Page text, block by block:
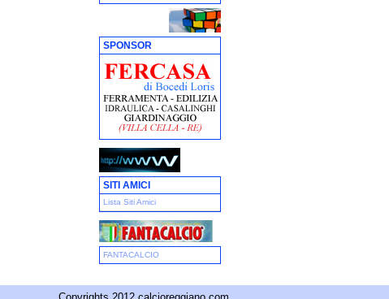
SPONSOR
SITI AMICI
Lista Siti Amici
FANTACALCIO